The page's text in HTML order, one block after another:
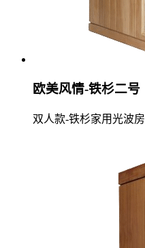
欧美风情-铁杉二号
双人款-铁杉家用光波房